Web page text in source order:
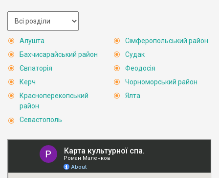
Алушта
Бахчисарайський район
Євпаторія
Керч
Красноперекопський
район
Севастополь
Сімферопольський район
Судак
Феодосія
Чорноморський район
Ялта